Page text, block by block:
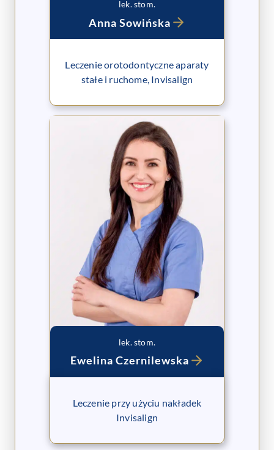
lek. stom.
Anna Sowińska
Leczenie orotodontyczne aparaty
stałe i ruchome, Invisalign
lek. stom.
Ewelina Czernilewska
Leczenie przy użyciu nakładek
Invisalign